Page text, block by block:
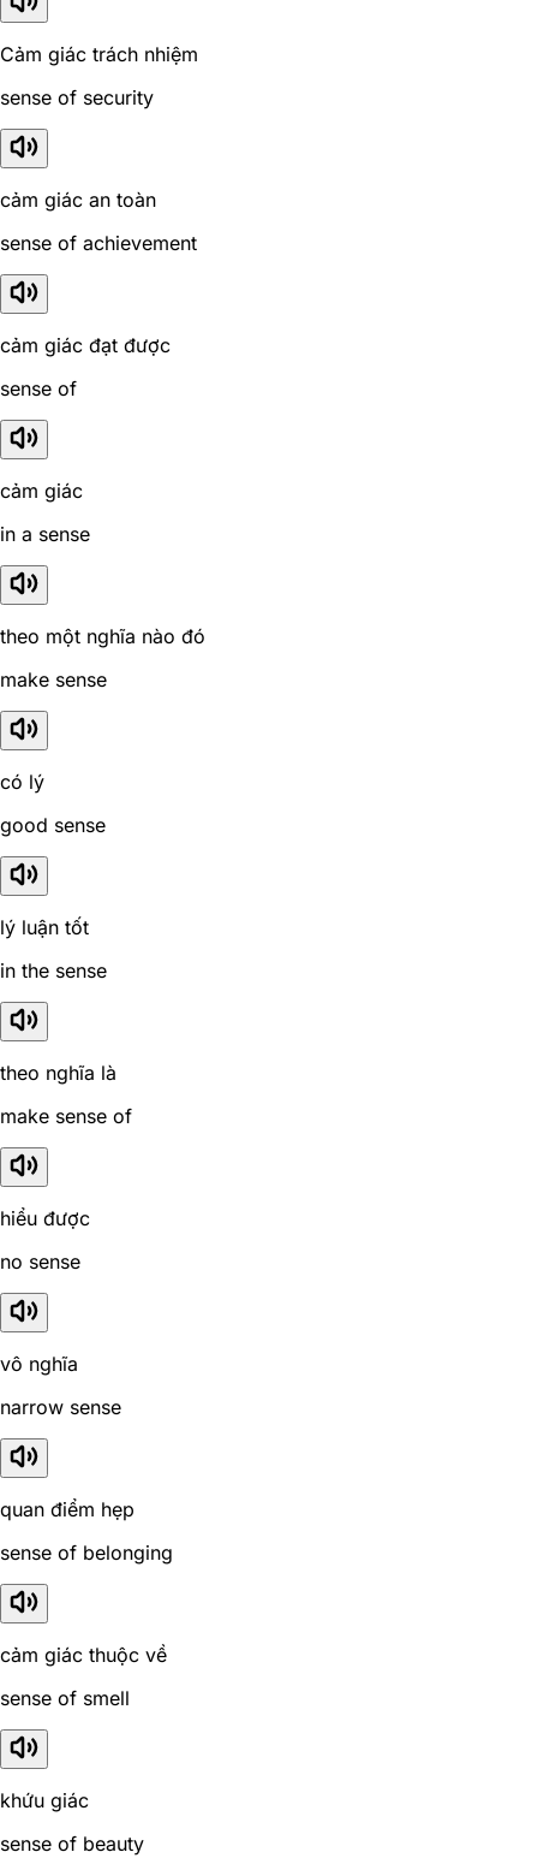
Cảm giác trách nhiệm
sense of security
cảm giác an toàn
sense of achievement
cảm giác đạt được
sense of
cảm giác
in a sense
theo một nghĩa nào đó
make sense
có lý
good sense
lý luận tốt
in the sense
theo nghĩa là
make sense of
hiểu được
no sense
vô nghĩa
narrow sense
quan điểm hẹp
sense of belonging
cảm giác thuộc về
sense of smell
khứu giác
sense of beauty